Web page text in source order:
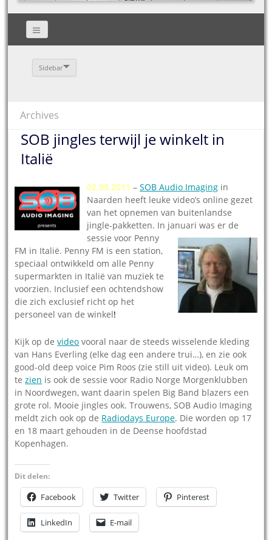
Sidebar
Archives
SOB jingles terwijl je winkelt in
Italië
02.03.2011–SOB Audio Imaging in
Naarden heeft leuke video’s online gezet
van het opnemen van buitenlandse
jingle-pakketten. In januari was er de
sessie voor Penny
FM in Italië. Penny FM is een station,
speciaal ontwikkeld om alle Penny
supermarkten in Italië van muziek te
voorzien. Inclusief een ochtendshow
die zich exclusief richt op het
personeel van de winkel!
Kijk op devideo vooral naar de steeds wisselende kleding
van Hans Everling (elke dag een andere trui…), en zie ook
good-old deep voice Pim Roos (zie still uit video). Leuk om
tezien is ook de sessie voor Radio Norge Morgenklubben
in Noordwegen, want daarin spelen Big Band blazers een
grote rol. Mooie jingles ook. Trouwens, SOB Audio Imaging
meldt zich ook op de Radiodays Europe. Die worden op 17
en 18 maart gehouden in de Deense hoofdstad
Kopenhagen.
Dit delen:
Facebook Twitter Pinterest
LinkedIn E-mail